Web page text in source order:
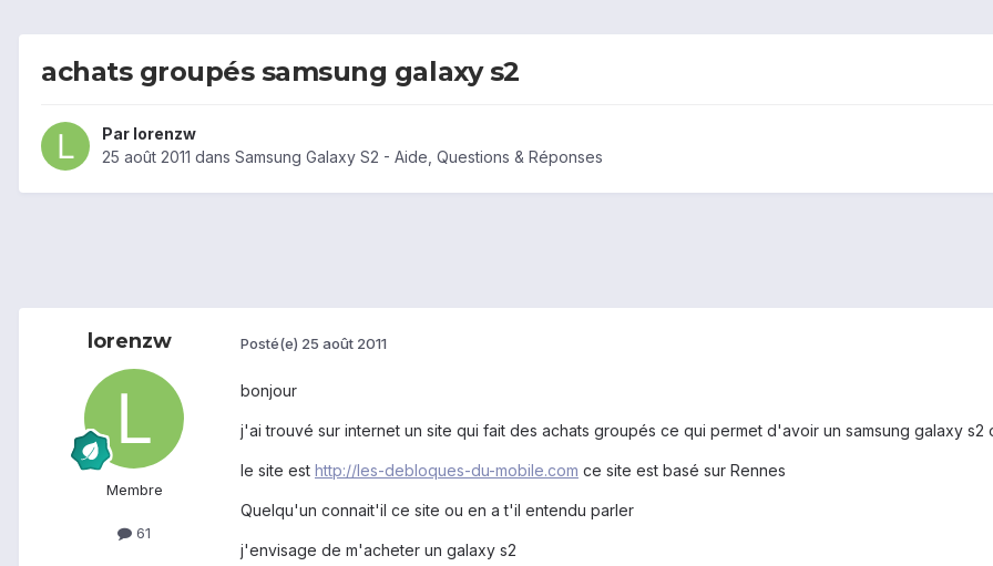
achats groupés samsung galaxy s2
Par lorenzw
25 août 2011 dans Samsung Galaxy S2 - Aide, Questions & Réponses
lorenzw
Membre
61
Posté(e) 25 août 2011
bonjour
j'ai trouvé sur internet un site qui fait des achats groupés ce qui permet d'avoir un samsung galaxy
le site est http://les-debloques-du-mobile.com ce site est basé sur Rennes
Quelqu'un connait'il ce site ou en a t'il entendu parler
j'envisage de m'acheter un galaxy s2